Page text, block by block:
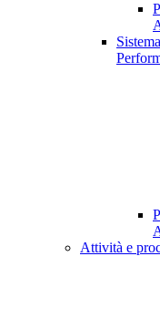
Attività e